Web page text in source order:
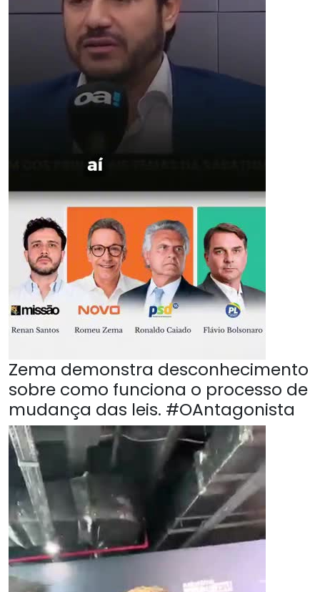
Zema demonstra desconhecimento
sobre como funciona o processo de
mudança das leis. #OAntagonista